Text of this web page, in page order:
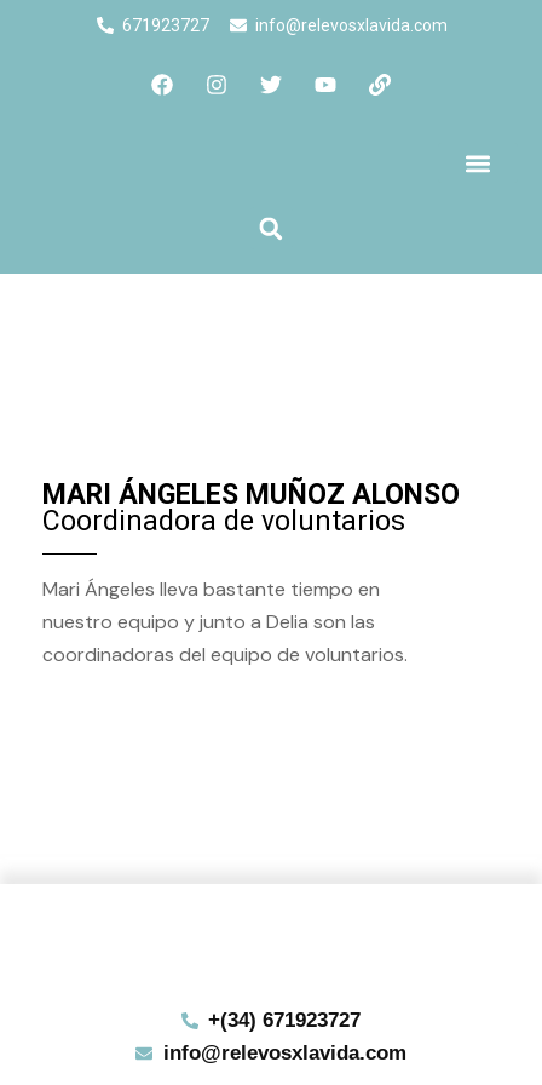
671923727 info@relevosxlavida.com
MARI ÁNGELES MUÑOZ ALONSO
Coordinadora de voluntarios
Mari Ángeles lleva bastante tiempo en
nuestro equipo y junto a Delia son las
coordinadoras del equipo de voluntarios.
+(34) 671923727
info@relevosxlavida.com